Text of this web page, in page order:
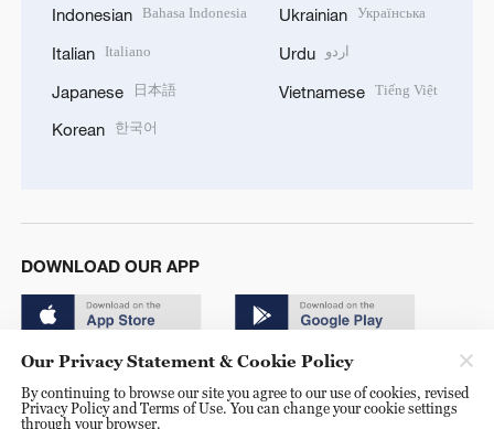
Indonesian Bahasa Indonesia
Italian Italiano
Japanese 日本語
Korean 한국어
Ukrainian Українська
Urdu اردو
Vietnamese Tiếng Việt
DOWNLOAD OUR APP
Our Privacy Statement & Cookie Policy
By continuing to browse our site you agree to our use of cookies, revised
Privacy Policy and Terms of Use. You can change your cookie settings
through your browser.